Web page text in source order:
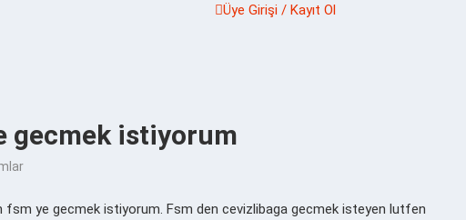
Üye Girişi / Kayıt Ol
gecmek istiyorum
fsm ye gecmek istiyorum. Fsm den cevizlibaga gecmek isteyen lutfen